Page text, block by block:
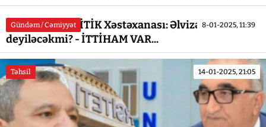
Gündəm / Cəmiyyət 8-01-2025, 11:39
Respublika KRİTİK Xəstəxanası: Əlvizə `ƏLVİDA`
deyiləcəkmi? - İTTİHAM VAR...
Təhsil 14-01-2025, 21:05